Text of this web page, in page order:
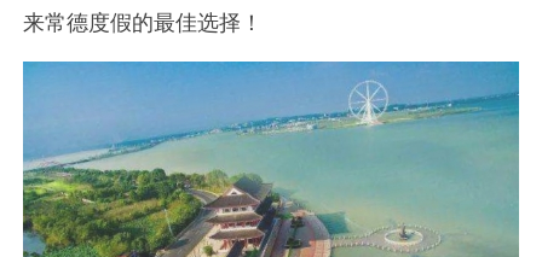
来常德度假的最佳选择！